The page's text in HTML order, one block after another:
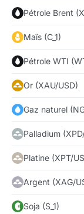
Pétrole Brent
Maïs (C_1)
Pétrole WTI
Or (XAU/USD)
Gaz naturel
Palladium
Platine (XPT/
Argent (XAG/
Soja (S_1)